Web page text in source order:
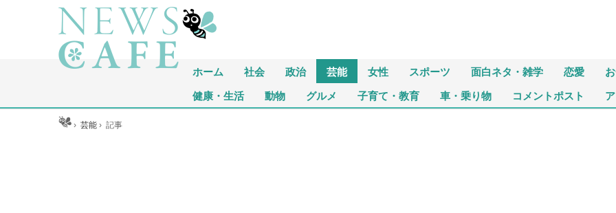
ホーム 社会 政治 芸能 女性 スポーツ 面白ネタ・雑学 恋愛
健康・生活 動物 グルメ 子育て・教育 車・乗り物 コメントポスト
ホーム ›芸能 ›記事